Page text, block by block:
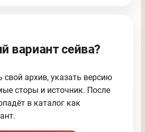
вариант сейва?
архив, указать версию
сторы и источник. После
в каталог как